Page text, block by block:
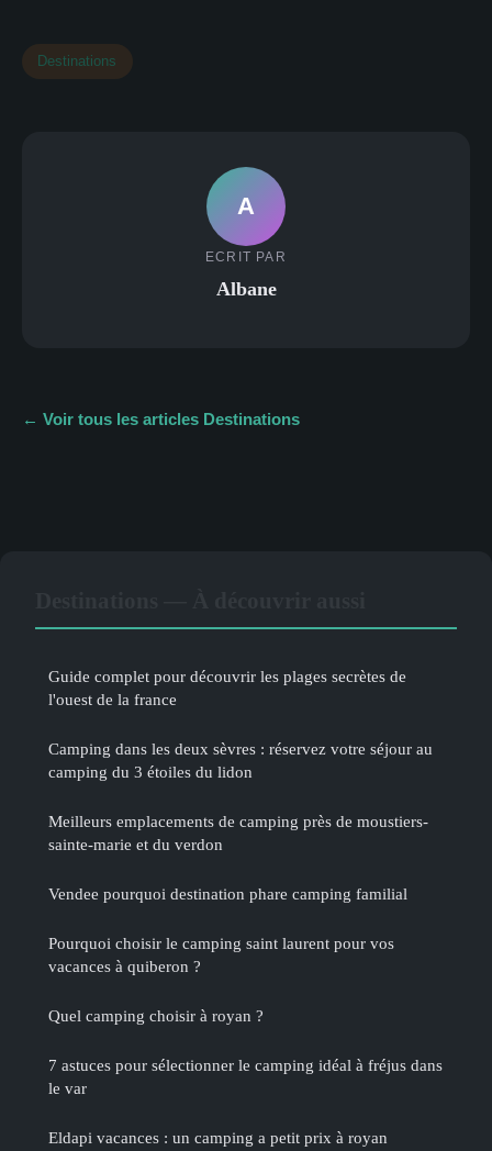
Destinations
A
ECRIT PAR
Albane
← Voir tous les articles Destinations
Guide complet pour découvrir les plages secrètes de
l'ouest de la france
Camping dans les deux sèvres : réservez votre séjour au
camping du 3 étoiles du lidon
Meilleurs emplacements de camping près de moustiers-
sainte-marie et du verdon
Vendee pourquoi destination phare camping familial
Pourquoi choisir le camping saint laurent pour vos
vacances à quiberon ?
Quel camping choisir à royan ?
7 astuces pour sélectionner le camping idéal à fréjus dans
le var
Eldapi vacances : un camping a petit prix à royan